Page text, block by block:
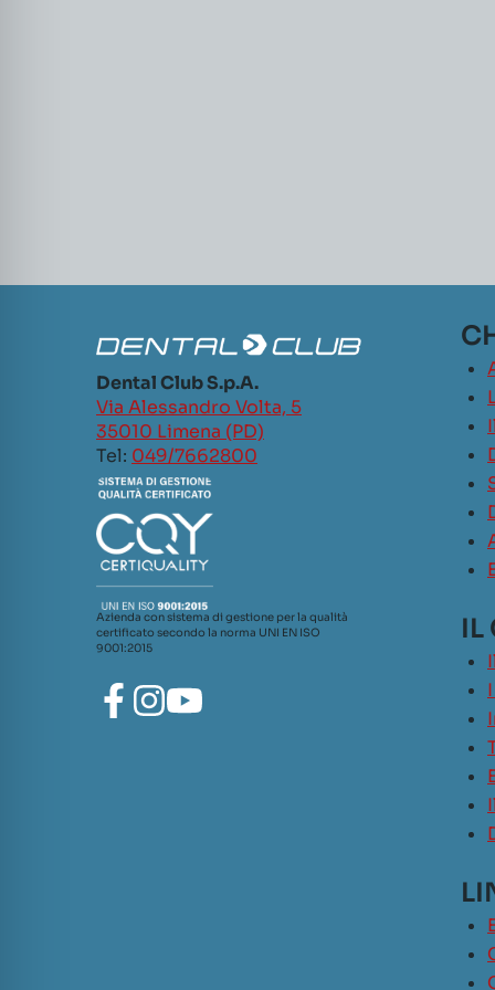
Dental Club S.p.A.
Via Alessandro Volta, 5
35010 Limena (PD)
Tel: 049/7662800
Azienda con sistema di gestione per la qualità
certificato secondo la norma UNI EN ISO
9001:2015
IL